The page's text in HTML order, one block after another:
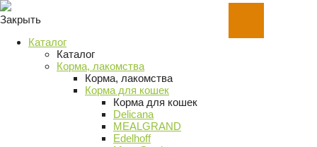
Закрыть
Каталог
Каталог
Корма, лакомства
Корма, лакомства
Корма для кошек
Корма для кошек
Delicana
MEALGRAND
Edelhoff